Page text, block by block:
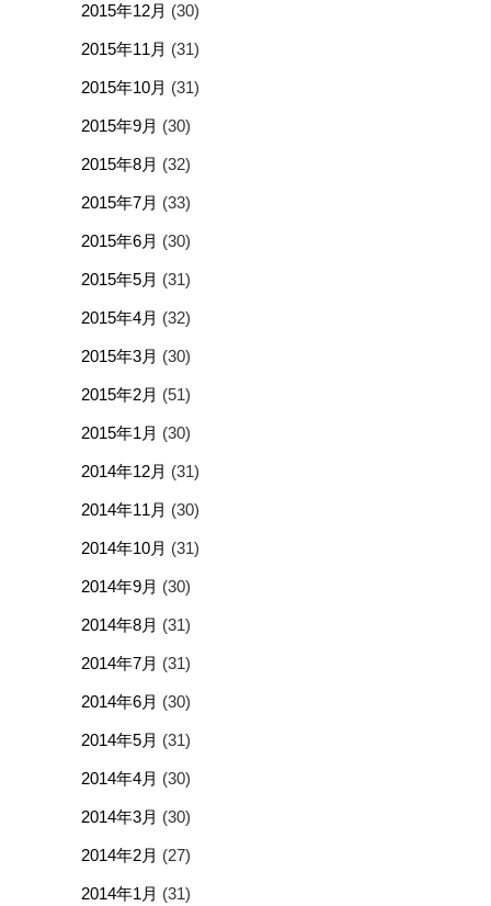
2015年12月 (30)
2015年11月 (31)
2015年10月 (31)
2015年9月 (30)
2015年8月 (32)
2015年7月 (33)
2015年6月 (30)
2015年5月 (31)
2015年4月 (32)
2015年3月 (30)
2015年2月 (51)
2015年1月 (30)
2014年12月 (31)
2014年11月 (30)
2014年10月 (31)
2014年9月 (30)
2014年8月 (31)
2014年7月 (31)
2014年6月 (30)
2014年5月 (31)
2014年4月 (30)
2014年3月 (30)
2014年2月 (27)
2014年1月 (31)